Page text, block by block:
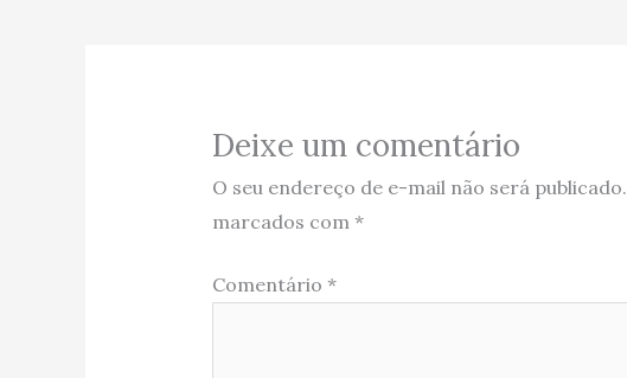
Deixe um comentário
O seu endereço de e-mail não será publicado.
marcados com *
Comentário *